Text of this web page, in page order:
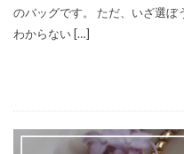
のバッグです。 ただ、いざ選
わからない […]